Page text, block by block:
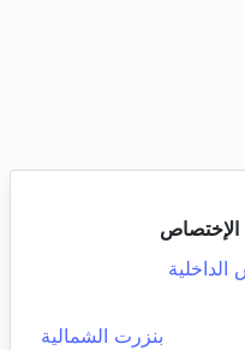
بنزرت الشمالية